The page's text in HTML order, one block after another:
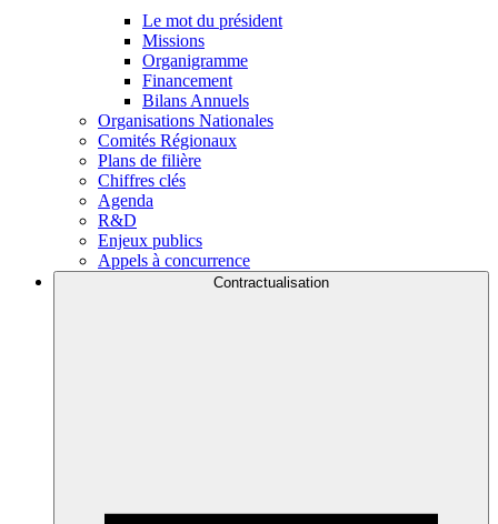
Le mot du président
Missions
Organigramme
Financement
Bilans Annuels
Organisations Nationales
Comités Régionaux
Plans de filière
Chiffres clés
Agenda
R&D
Enjeux publics
Appels à concurrence
Contractualisation